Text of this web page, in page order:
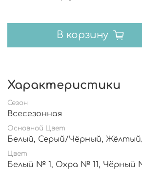
В корзину
Характеристики
Сезон
Всесезонная
Основной Цвет
Белый, Серый/
Цвет
Белый № 1, Охра № 11,